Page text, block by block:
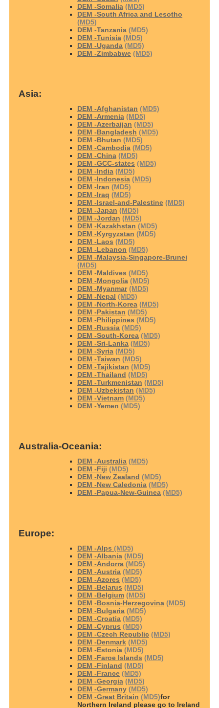
DEM -Somalia (MD5)
DEM -South Africa and Lesotho
(MD5)
DEM -Tanzania (MD5)
DEM -Tunisia (MD5)
DEM -Uganda (MD5)
DEM -Zimbabwe (MD5)
Asia:
DEM -Afghanistan (MD5)
DEM -Armenia (MD5)
DEM -Azerbaijan (MD5)
DEM -Bangladesh (MD5)
DEM -Bhutan (MD5)
DEM -Cambodia (MD5)
DEM -China (MD5)
DEM -GCC-states (MD5)
DEM -India (MD5)
DEM -Indonesia (MD5)
DEM -Iran (MD5)
DEM -Iraq (MD5)
DEM -Israel-and-Palestine (MD5)
DEM -Japan (MD5)
DEM -Jordan (MD5)
DEM -Kazakhstan (MD5)
DEM -Kyrgyzstan (MD5)
DEM -Laos (MD5)
DEM -Lebanon (MD5)
DEM -Malaysia-Singapore-Brunei
(MD5)
DEM -Maldives (MD5)
DEM -Mongolia (MD5)
DEM -Myanmar (MD5)
DEM -Nepal (MD5)
DEM -North-Korea (MD5)
DEM -Pakistan (MD5)
DEM -Philippines (MD5)
DEM -Russia (MD5)
DEM -South-Korea (MD5)
DEM -Sri-Lanka (MD5)
DEM -Syria (MD5)
DEM -Taiwan (MD5)
DEM -Tajikistan (MD5)
DEM -Thailand (MD5)
DEM -Turkmenistan (MD5)
DEM -Uzbekistan (MD5)
DEM -Vietnam (MD5)
DEM -Yemen (MD5)
Australia-Oceania:
DEM -Australia (MD5)
DEM -Fiji (MD5)
DEM -New Zealand (MD5)
DEM -New Caledonia (MD5)
DEM -Papua-New-Guinea (MD5)
Europe:
DEM -Alps (MD5)
DEM -Albania (MD5)
DEM -Andorra (MD5)
DEM -Austria (MD5)
DEM -Azores (MD5)
DEM -Belarus (MD5)
DEM -Belgium (MD5)
DEM -Bosnia-Herzegovina (MD5)
DEM -Bulgaria (MD5)
DEM -Croatia (MD5)
DEM -Cyprus (MD5)
DEM -Czech Republic (MD5)
DEM -Denmark (MD5)
DEM -Estonia (MD5)
DEM -Faroe Islands (MD5)
DEM -Finland (MD5)
DEM -France (MD5)
DEM -Georgia (MD5)
DEM -Germany (MD5)
DEM -Great Britain (MD5)for
Northern Ireland please go to Ireland